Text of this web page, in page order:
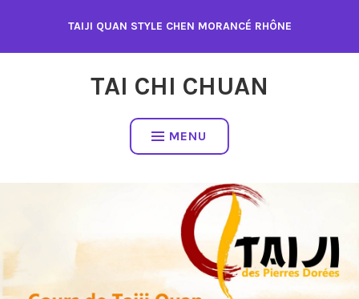
contenu
TAIJI QUAN STYLE CHEN MORANCÉ RHÔNE
TAI CHI CHUAN
MENU